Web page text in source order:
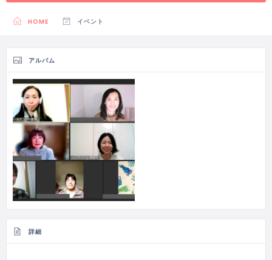
HOME イベント
アルバム
詳細